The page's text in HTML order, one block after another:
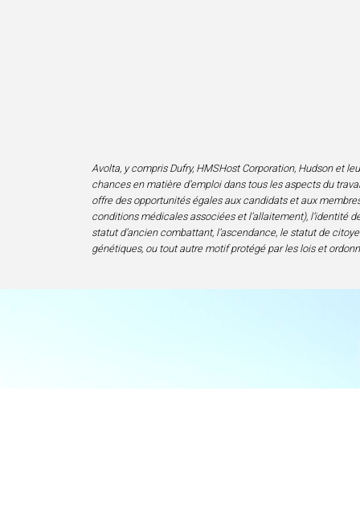
Avolta, y compris Dufry, HMSHost Corporation, Hudson et
chances en matière d’emploi dans tous les aspects du
offre des opportunités égales aux candidats et aux
conditions médicales associées et l’allaitement), l’identité
statut d’ancien combattant, l’ascendance, le statut de
génétiques, ou tout autre motif protégé par les lois et